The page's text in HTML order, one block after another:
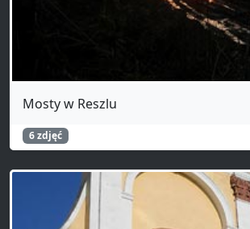
Mosty w Reszlu
6 zdjęć